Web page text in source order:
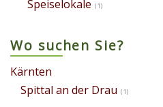
Speiselokale (1)
Wo suchen Sie?
Kärnten
Spittal an der Drau (1)